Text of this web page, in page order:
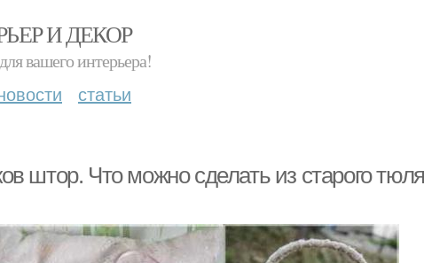
И ДЕКОР
вашего интерьера!
статьи
штор. Что можно сделать из старого